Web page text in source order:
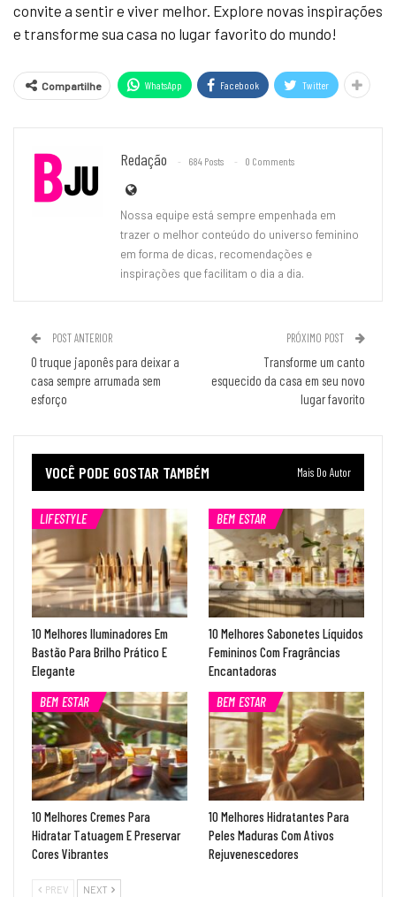
convite a sentir e viver melhor. Explore novas inspirações
e transforme sua casa no lugar favorito do mundo!
Compartilhe WhatsApp Facebook Twitter
Redação 684 Posts 0 Comments
Nossa equipe está sempre empenhada em
trazer o melhor conteúdo do universo feminino
em forma de dicas, recomendações e
inspirações que facilitam o dia a dia.
POST ANTERIOR
O truque japonês para deixar a
casa sempre arrumada sem
esforço
PRÓXIMO POST
Transforme um canto
esquecido da casa em seu novo
lugar favorito
VOCÊ PODE GOSTAR TAMBÉM Mais Do Autor
LIFESTYLE
10 Melhores Iluminadores Em
Bastão Para Brilho Prático E
Elegante
BEM ESTAR
10 Melhores Sabonetes Líquidos
Femininos Com Fragrâncias
Encantadoras
BEM ESTAR
10 Melhores Cremes Para
Hidratar Tatuagem E Preservar
Cores Vibrantes
BEM ESTAR
10 Melhores Hidratantes Para
Peles Maduras Com Ativos
Rejuvenescedores
PREV NEXT